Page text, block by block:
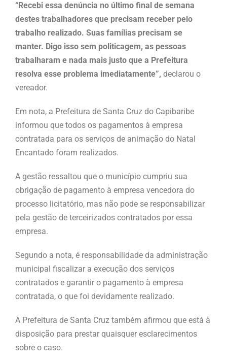
“Recebi essa denúncia no último final de semana
destes trabalhadores que precisam receber pelo
trabalho realizado. Suas famílias precisam se
manter. Digo isso sem politicagem, as pessoas
trabalharam e nada mais justo que a Prefeitura
resolva esse problema imediatamente”, declarou o
vereador.
Em nota, a Prefeitura de Santa Cruz do Capibaribe
informou que todos os pagamentos à empresa
contratada para os serviços de animação do Natal
Encantado foram realizados.
A gestão ressaltou que o município cumpriu sua
obrigação de pagamento à empresa vencedora do
processo licitatório, mas não pode se responsabilizar
pela gestão de terceirizados contratados por essa
empresa.
Segundo a nota, é responsabilidade da administração
municipal fiscalizar a execução dos serviços
contratados e garantir o pagamento à empresa
contratada, o que foi devidamente realizado.
A Prefeitura de Santa Cruz também afirmou que está à
disposição para prestar quaisquer esclarecimentos
sobre o caso.